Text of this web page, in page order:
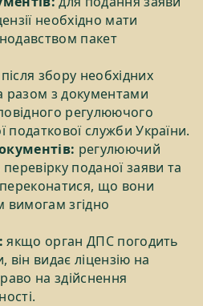
необхідно мати
пакет
після збору необхідних
разом з документами
регулюючого
податкової служби України.
регулюючий
поданої заяви та
що вони
вимогам згідно
якщо орган ДПС погодить
він видає ліцензію на
на здійснення